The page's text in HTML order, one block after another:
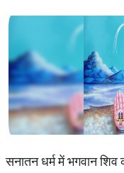
सनातन धर्म में भगवान शिव